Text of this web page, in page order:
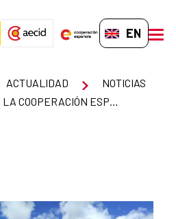
EN-GB
ACTUALIDAD
NOTICIAS